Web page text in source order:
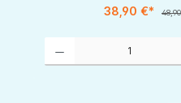
38,90 €*